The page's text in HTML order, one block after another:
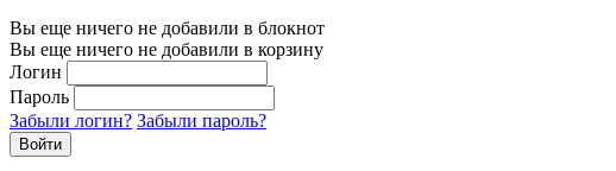
Вы еще ничего не добавили в блокнот
Вы еще ничего не добавили в корзину
Логин
Пароль
Забыли логин? Забыли пароль?